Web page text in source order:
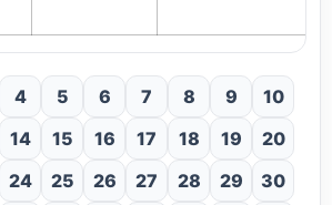
4 5 6 7 8 9
10
14 15 16 17 18 19
20
24 25 26 27 28 29
30